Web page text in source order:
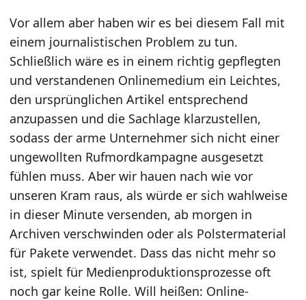
Vor allem aber haben wir es bei diesem Fall mit
einem journalistischen Problem zu tun.
Schließlich wäre es in einem richtig gepflegten
und verstandenen Onlinemedium ein Leichtes,
den ursprünglichen Artikel entsprechend
anzupassen und die Sachlage klarzustellen,
sodass der arme Unternehmer sich nicht einer
ungewollten Rufmordkampagne ausgesetzt
fühlen muss. Aber wir hauen nach wie vor
unseren Kram raus, als würde er sich wahlweise
in dieser Minute versenden, ab morgen in
Archiven verschwinden oder als Polstermaterial
für Pakete verwendet. Dass das nicht mehr so
ist, spielt für Medienproduktionsprozesse oft
noch gar keine Rolle. Will heißen: Online-